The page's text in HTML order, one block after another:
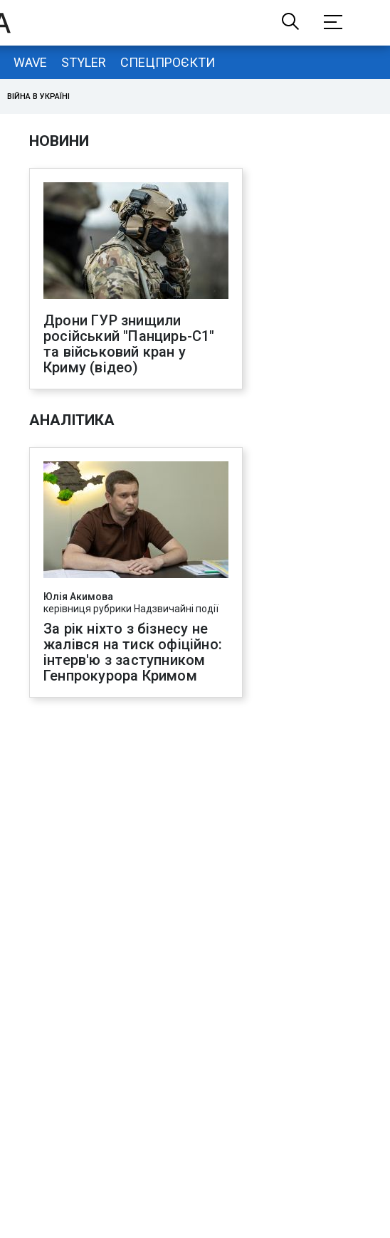
WAVE STYLER СПЕЦПРОЄКТИ
ВІЙНА В УКРАЇНІ
НОВИНИ
Дрони ГУР знищили
російський "Панцирь-С1"
та військовий кран у
Криму (відео)
АНАЛІТИКА
Юлія Акимова
керівниця рубрики Надзвичайні події
За рік ніхто з бізнесу не
жалівся на тиск офіційно:
інтерв'ю з заступником
Генпрокурора Кримом